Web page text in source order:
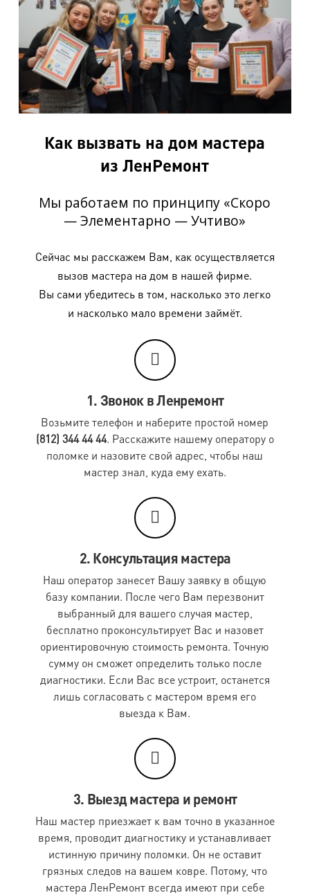
Мотоштаны (кожа)
2600 руб.
Мотокуртка (кожа)
3650 руб.
Мотокомбинезон (кожа)
4200 руб.
Комбинезон с защитой (текстиль, кордура)
1900 руб.
Брюки с защитой (текстиль, кордура)
1000 руб.
Куртка с защитой (текстиль, кордура)
1180 руб.
Сумка для экипировки
1200 руб.
Элемент экипировки (шт.)
360 руб.
Элемент экипировки кож. (шт.)
600 руб.
Экипировкой считаются изделия, имеющие элементы
защиты, - нашиты плотная или рифленая ткань, вшит
слой поролона, а также имеющие встроенные или
съемные пластины, вставки из пены или из
Чистка подушек пух-перо*
Наименование работ
Стоимость
Подушка пух-перо 70х70 см
520 руб.
Подушка пух-перо 50х70 см
Подушка пух-перо 65х65 см
Подушка пух-перо 60х60 см
520 руб.
Подушка пух-перо 50х50 см
460 руб.
Подушка пух-перо 45х45 см
460 руб.
Подушка пух-перо 30х40 см
460 руб.
Указана стоимость с заменой наперника на выходе.
В случае изготовления из 2-х подушек одной считается
Ручная чистка обуви и сумок
Кошелек, клатч, сумочка (кожа, замша)
Кошелек, клатч, сумочка (текстиль, иск.кожа)
1200 руб.
Ремень (кожа, замша)
2000 руб.
Сумка, портфель, рюкзак (25-50 см) кожа, замша
4500 руб.
Как вызвать на дом мастера
из ЛенРемонт
Мы работаем по принципу «Скоро
— Элементарно — Учтиво»
Сейчас мы расскажем Вам, как осуществляется
вызов мастера на дом в нашей фирме.
Вы сами убедитесь в том, насколько это легко
и насколько мало времени займёт.
1. Звонок в Ленремонт
Возьмите телефон и наберите простой номер
(812) 344 44 44. Расскажите нашему оператору о
поломке и назовите свой адрес, чтобы наш
мастер знал, куда ему ехать.
2. Консультация мастера
Наш оператор занесет Вашу заявку в общую
базу компании. После чего Вам перезвонит
выбранный для вашего случая мастер,
бесплатно проконсультирует Вас и назовет
ориентировочную стоимость ремонта. Точную
сумму он сможет определить только после
диагностики. Если Вас все устроит, останется
лишь согласовать с мастером время его
выезда к Вам.
3. Выезд мастера и ремонт
Наш мастер приезжает к вам точно в указанное
время, проводит диагностику и устанавливает
истинную причину поломки. Он не оставит
грязных следов на вашем ковре. Потому, что
мастера ЛенРемонт всегда имеют при себе